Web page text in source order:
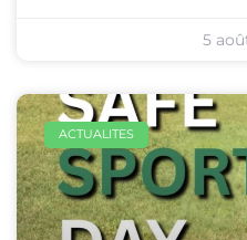
5
ACTUALITES